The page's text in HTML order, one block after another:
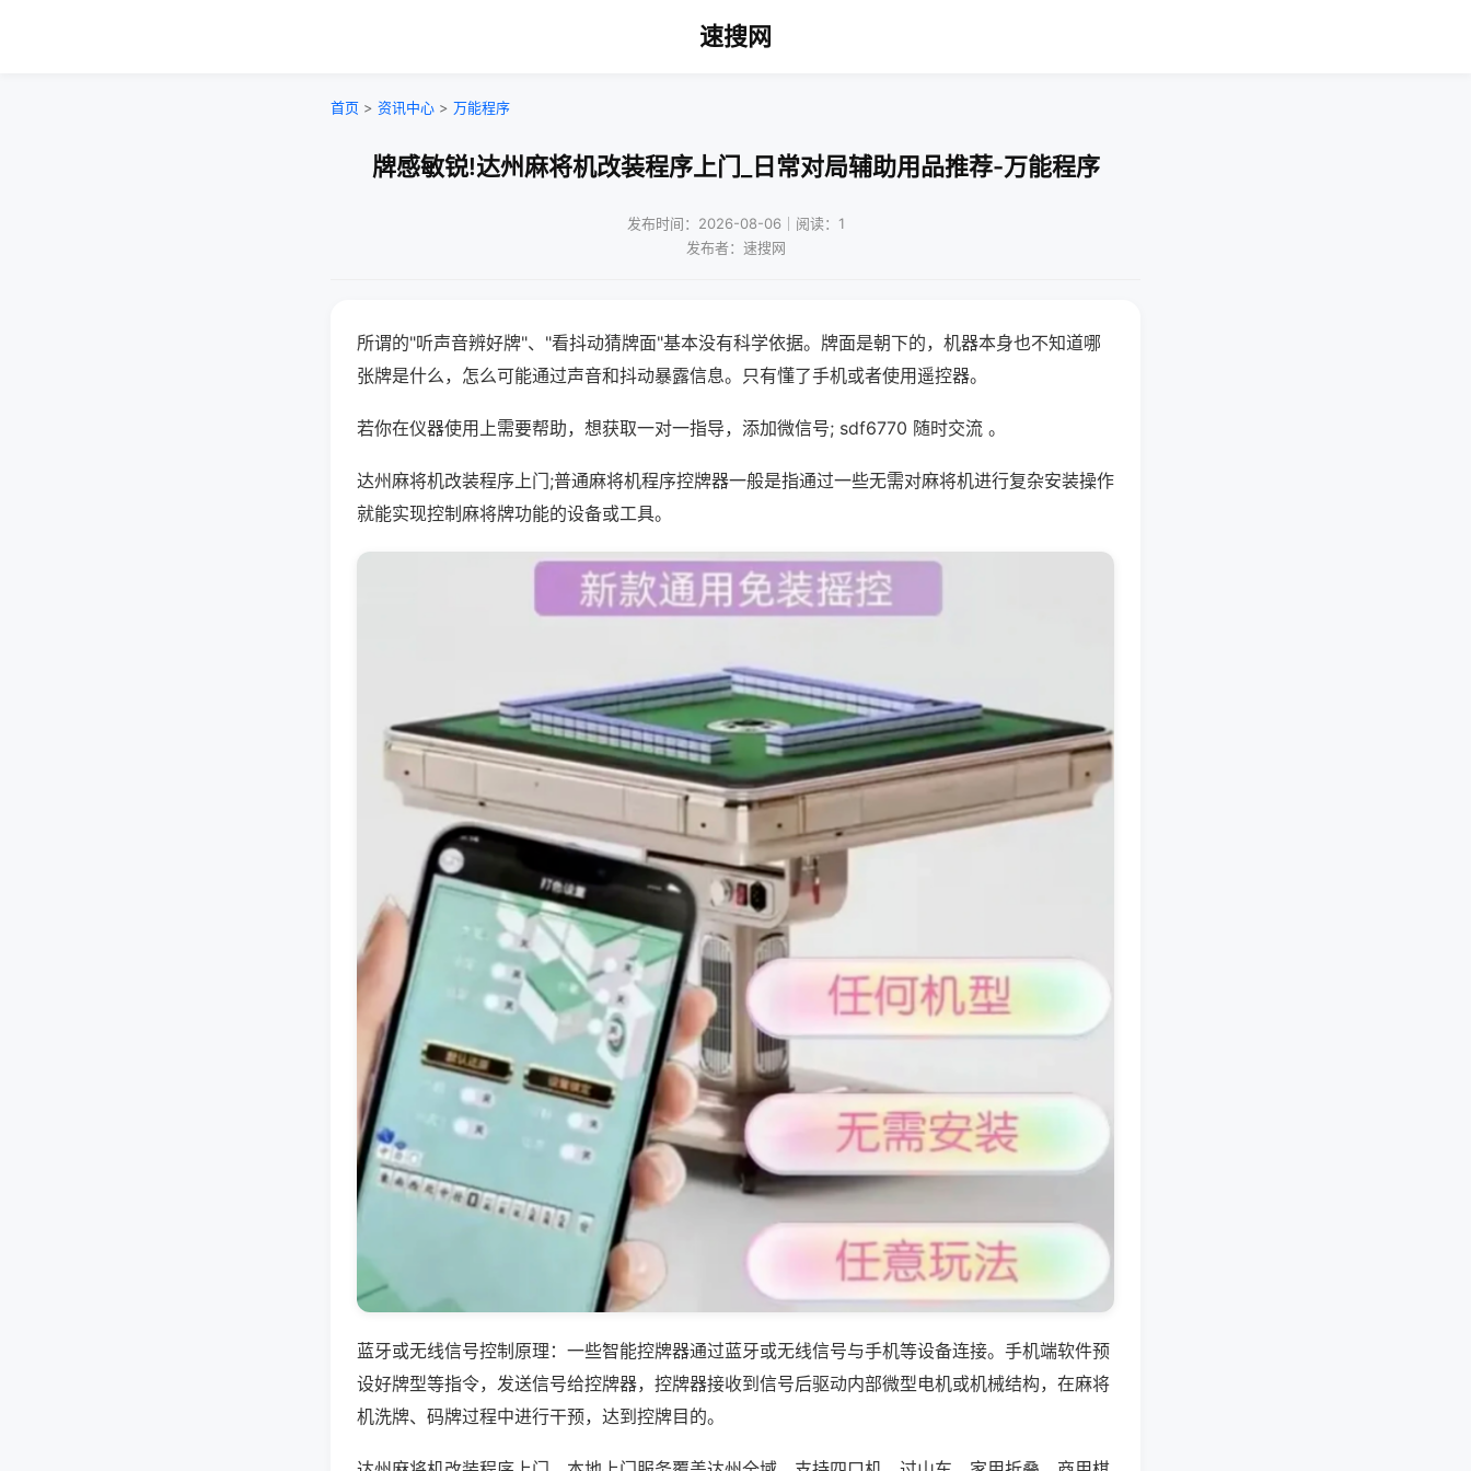
速搜网
首页 > 资讯中心 > 万能程序
牌感敏锐!达州麻将机改装程序上门_日常对局辅助用品推荐-万能程序
发布时间：2026-08-06｜阅读：1
发布者：速搜网
所谓的"听声音辨好牌"、"看抖动猜牌面"基本没有科学依据。牌面是朝下的，机器本身也不知道哪
张牌是什么，怎么可能通过声音和抖动暴露信息。只有懂了手机或者使用遥控器。
若你在仪器使用上需要帮助，想获取一对一指导，添加微信号; sdf6770 随时交流 。
达州麻将机改装程序上门;普通麻将机程序控牌器一般是指通过一些无需对麻将机进行复杂安装操作
就能实现控制麻将牌功能的设备或工具。
蓝牙或无线信号控制原理：一些智能控牌器通过蓝牙或无线信号与手机等设备连接。手机端软件预
设好牌型等指令，发送信号给控牌器，控牌器接收到信号后驱动内部微型电机或机械结构，在麻将
机洗牌、码牌过程中进行干预，达到控牌目的。